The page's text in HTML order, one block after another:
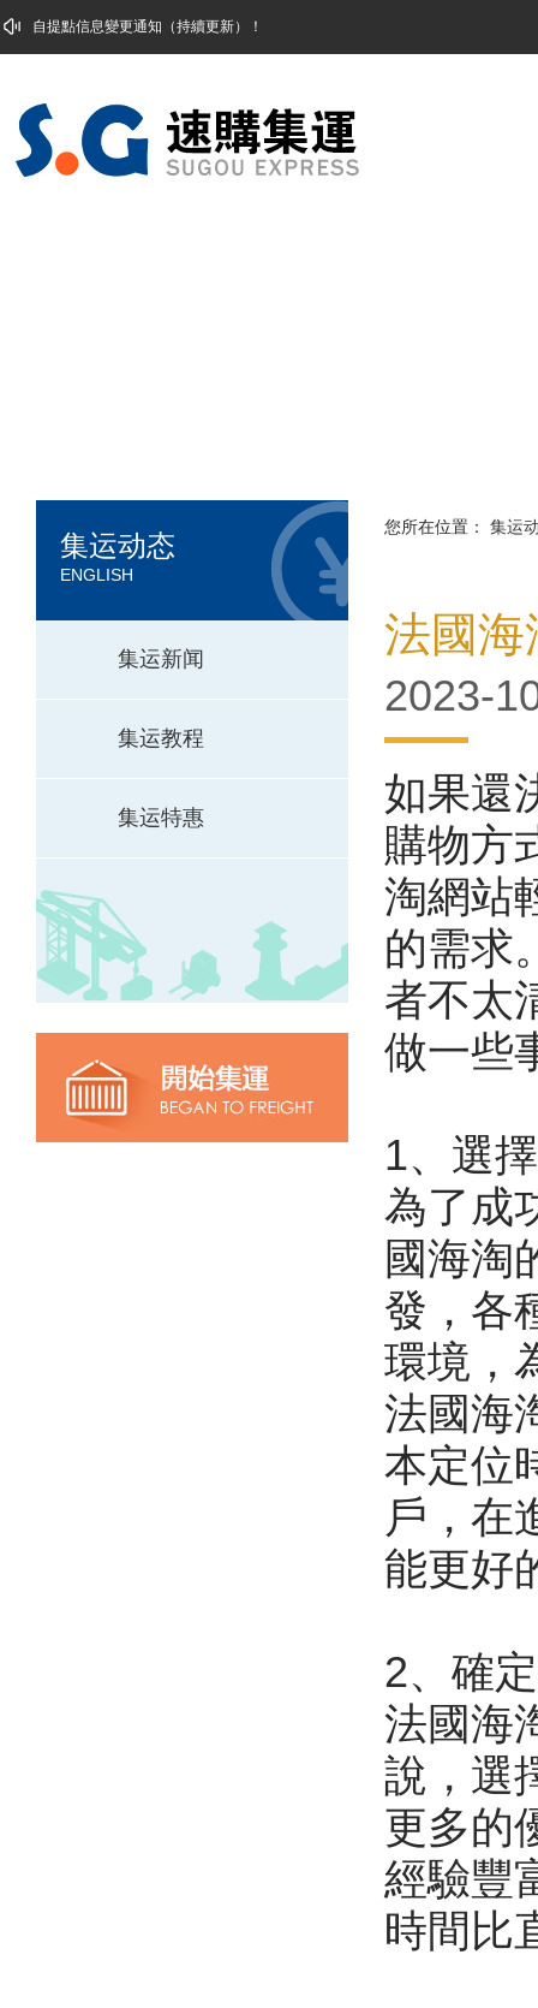
自提點信息變更通知（持續更新）！
集运动态
ENGLISH
集运新闻
集运教程
集运特惠
您所在位置： 集运
法國海
2023-
如果還
購物方
淘網站
的需求
者不太
做一些
1、選
為了成
國海淘
發，各
環境，
法國海
本定位
戶，在
能更好
2、確
法國海
說，選
更多的
經驗豐
時間比